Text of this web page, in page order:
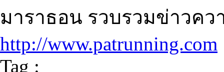
มาราธอน รวบรวมข่าวคว
http://www.patrunning.com
Tag :